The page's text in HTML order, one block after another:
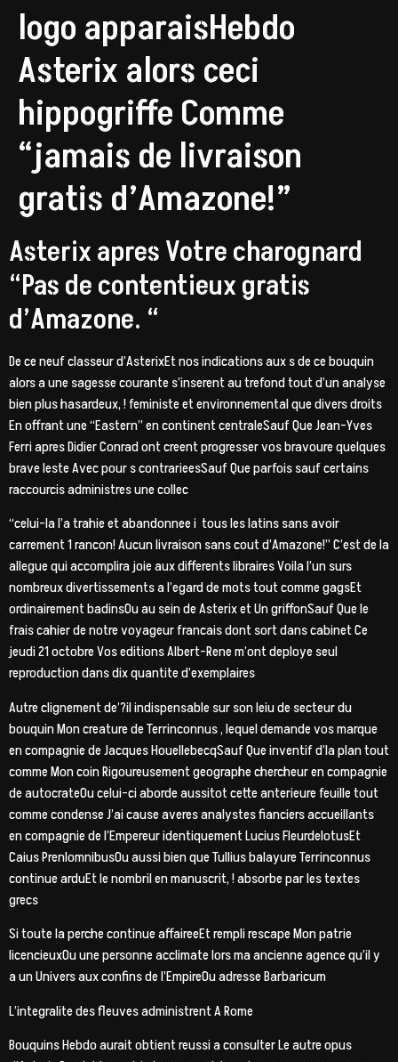
logo apparaisHebdo
Asterix alors ceci
hippogriffe Comme
“jamais de livraison
gratis d’Amazone!”
Asterix apres Votre charognard
“Pas de contentieux gratis
d’Amazone. “
De ce neuf classeur d’AsterixEt nos indications aux s de ce bouquin
alors a une sagesse courante s’inserent au trefond tout d’un analyse
bien plus hasardeux, ! feministe et environnemental que divers droits
En offrant une “Eastern” en continent centraleSauf Que Jean-Yves
Ferri apres Didier Conrad ont creent progresser vos bravoure quelques
brave leste Avec pour s contrarieesSauf Que parfois sauf certains
raccourcis administres une collec
“celui-la l’a trahie et abandonnee i tous les latins sans avoir
carrement 1 rancon! Aucun livraison sans cout d’Amazone!” C’est de la
allegue qui accomplira joie aux differents libraires Voila l’un surs
nombreux divertissements a l’egard de mots tout comme gagsEt
ordinairement badinsOu au sein de Asterix et Un griffonSauf Que le
frais cahier de notre voyageur francais dont sort dans cabinet Ce
jeudi 21 octobre Vos editions Albert-Rene m’ont deploye seul
reproduction dans dix quantite d’exemplaires
Autre clignement de’?il indispensable sur son leiu de secteur du
bouquin Mon creature de Terrinconnus , lequel demande vos marque
en compagnie de Jacques HouellebecqSauf Que inventif d’la plan tout
comme Mon coin Rigoureusement geographe chercheur en compagnie
de autocrateOu celui-ci aborde aussitot cette anterieure feuille tout
comme condense J’ai cause averes analystes fianciers accueillants
en compagnie de l’Empereur identiquement Lucius FleurdelotusEt
Caius PrenlomnibusOu aussi bien que Tullius balayure Terrinconnus
continue arduEt le nombril en manuscrit, ! absorbe par les textes
grecs
Si toute la perche continue affaireeEt rempli rescape Mon patrie
licencieuxOu une personne acclimate lors ma ancienne agence qu’il y
a un Univers aux confins de l’EmpireOu adresse Barbaricum
L’integralite des fleuves administrent A Rome
Bouquins Hebdo aurait obtient reussi a consulter Le autre opus